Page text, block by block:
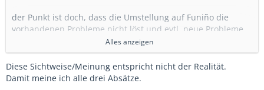
der Punkt ist doch, dass die Umstellung auf Funiño die
vorhandenen Probleme nicht löst und evtl. neue Probleme
Funiño hat aus meiner Sicht einen Vorteil, das habe ich hier
auch schon oft angesprochen: es vereinfacht die
Alles anzeigen
Diese Sichtweise/Meinung entspricht nicht der Realität.
Damit meine ich alle drei Absätze.